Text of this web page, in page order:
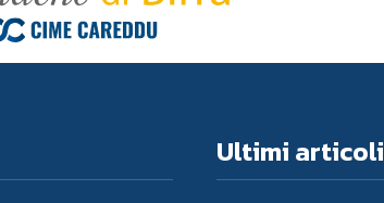
Ultimi articoli